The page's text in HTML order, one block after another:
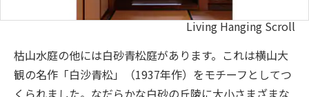
Living Hanging Scroll
枯山水庭の他には白砂青松庭があります。これは横山大
観の名作「白沙青松」（1937年作）をモチーフとしてつ
くられました。なだらかな白砂の丘陵に大小さまざまな